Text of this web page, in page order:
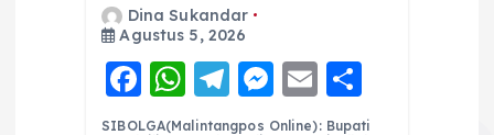
Dina Sukandar
Agustus 5, 2026
F
a
W
h
T
el
M
e
E
m h
SIBOLGA(Malintangpos Online): Bupati